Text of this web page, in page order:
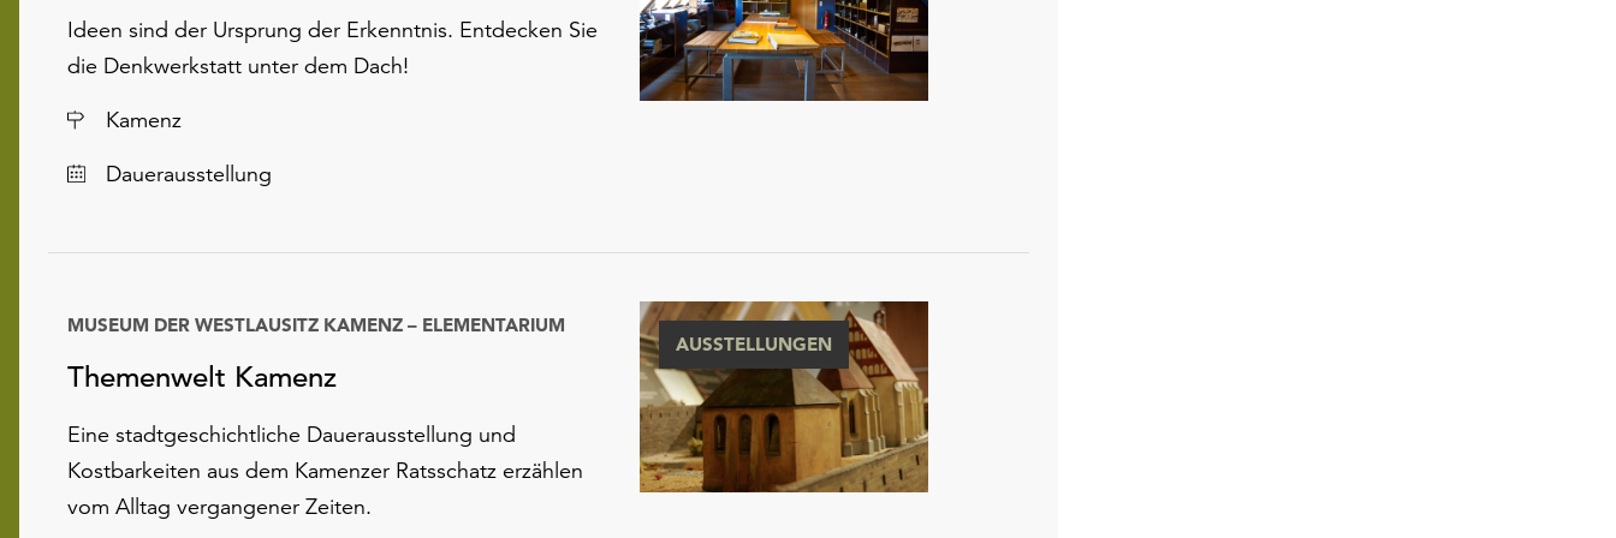
Ideen sind der Ursprung der Erkenntnis. Entdecken Sie
die Denkwerkstatt unter dem Dach!
Ort
Kamenz
Dauerausstellung
Themenwelt Kamenz
MUSEUM DER WESTLAUSITZ KAMENZ – ELEMENTARIUM
Eine stadtgeschichtliche Dauerausstellung und
Kostbarkeiten aus dem Kamenzer Ratsschatz erzählen
vom Alltag vergangener Zeiten.
Datum
AUSSTELLUNGEN